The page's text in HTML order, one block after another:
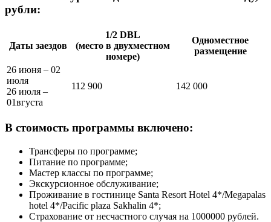
рубли:
Даты заездов
1/2 DBL
(место в двухместном
номере)
Одноместное
размещение
26 июня – 02
июля
26 июля –
01вгуста
112 900 142 000
В стоимость программы включено:
Трансферы по программе;
Питание по программе;
Мастер классы по программе;
Экскурсионное обслуживание;
Проживание в гостинице Santa Resort Hotel 4*/Megapalas
hotel 4*/Pacific plaza Sakhalin 4*;
Страхование от несчастного случая на 1000000 рублей.